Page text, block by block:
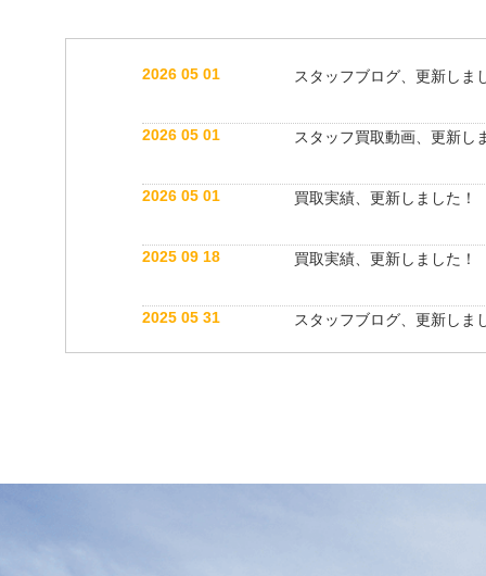
2026 05 01 スタッフブログ、更新しま
2026 05 01 スタッフ買取動画、更新し
2026 05 01 買取実績、更新しました！
2025 09 18 買取実績、更新しました！
2025 05 31 スタッフブログ、更新しま